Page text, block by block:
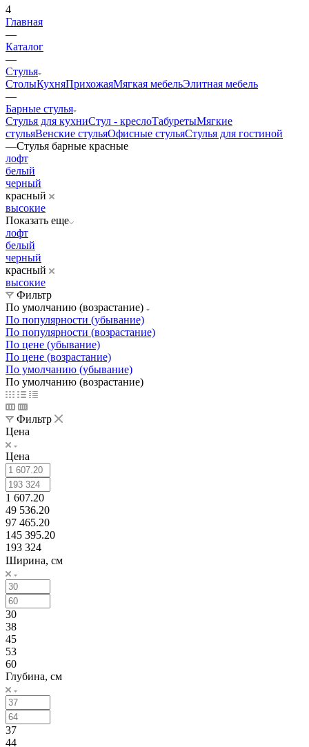
4
Главная
—
Каталог
—
Стулья
СтолыКухняПрихожаяМягкая мебельЭлитная мебель
—
Барные стулья
Стулья для кухниСтул - креслоТабуретыМягкие
стульяВенские стульяОфисные стульяСтулья для гостиной
—Стулья барные красные
лофт
белый
черный
красный
высокие
Показать еще
лофт
белый
черный
красный
высокие
Фильтр
По умолчанию (возрастание)
По популярности (убывание)
По популярности (возрастание)
По цене (убывание)
По цене (возрастание)
По умолчанию (убывание)
По умолчанию (возрастание)
Фильтр
Цена
Цена
1 607.20
49 536.20
97 465.20
145 395.20
193 324
Ширина, см
30
38
45
53
60
Глубина, см
37
44